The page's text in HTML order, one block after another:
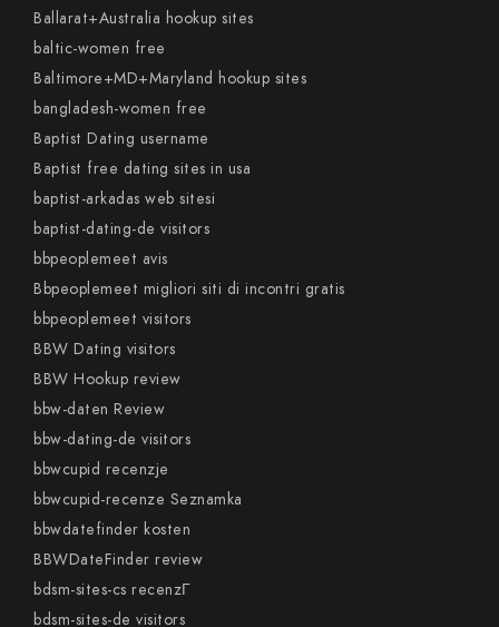
Ballarat+Australia hookup sites
baltic-women free
Baltimore+MD+Maryland hookup sites
bangladesh-women free
Baptist Dating username
Baptist free dating sites in usa
baptist-arkadas web sitesi
baptist-dating-de visitors
bbpeoplemeet avis
Bbpeoplemeet migliori siti di incontri gratis
bbpeoplemeet visitors
BBW Dating visitors
BBW Hookup review
bbw-daten Review
bbw-dating-de visitors
bbwcupid recenzje
bbwcupid-recenze Seznamka
bbwdatefinder kosten
BBWDateFinder review
bdsm-sites-cs recenzГ­
bdsm-sites-de visitors